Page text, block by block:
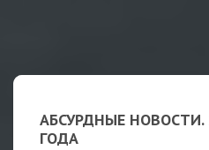
АБСУРДНЫЕ НОВОСТИ.
ГОДА